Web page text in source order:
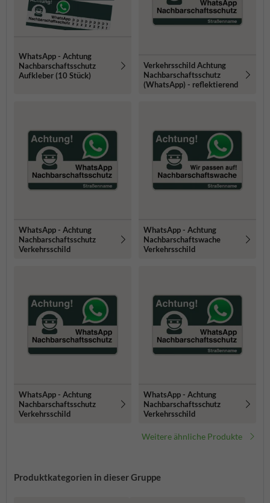
WhatsApp - Achtung
Nachbarschaftsschutz
Aufkleber (10 Stück)
Verkehrsschild Achtung
Nachbarschaftsschutz
(WhatsApp) - reflektierend
WhatsApp - Achtung
Nachbarschaftsschutz
Verkehrsschild
WhatsApp - Achtung
Nachbarschaftswache
Verkehrsschild
WhatsApp - Achtung
Nachbarschaftsschutz
Verkehrsschild
WhatsApp - Achtung
Nachbarschaftsschutz
Verkehrsschild
Weitere ähnliche Produkte
Produktkategorien in dieser Gruppe